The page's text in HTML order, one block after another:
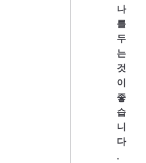
나
를
두
는
것
이
좋
습
니
다
.